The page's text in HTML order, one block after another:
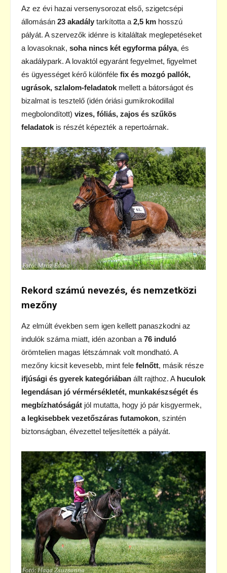
Az ez évi hazai versenysorozat első, szigetcsépi
állomásán 23 akadály tarkította a 2,5 km hosszú
pályát. A szervezők idénre is kitaláltak meglepetéseket
a lovasoknak, soha nincs két egyforma pálya, és
akadálypark. A lovaktól egyaránt fegyelmet, figyelmet
és ügyességet kérő különféle fix és mozgó pallók,
ugrások, szlalom-feladatok mellett a bátorságot és
bizalmat is tesztelő (idén óriási gumikrokodillal
megbolondított) vizes, fóliás, zajos és szűkös
feladatok is részét képezték a repertoárnak.
Rekord számú nevezés, és nemzetközi
mezőny
Az elmúlt években sem igen kellett panaszkodni az
indulók száma miatt, idén azonban a 76 induló
örömtelien magas létszámnak volt mondható. A
mezőny kicsit kevesebb, mint fele felnőtt, másik része
ifjúsági és gyerek kategóriában állt rajthoz. A huculok
legendásan jó vérmérsékletét, munkakészségét és
megbízhatóságát jól mutatta, hogy jó pár kisgyermek,
a legkisebbek vezetőszáras futamokon, szintén
biztonságban, élvezettel teljesítették a pályát.